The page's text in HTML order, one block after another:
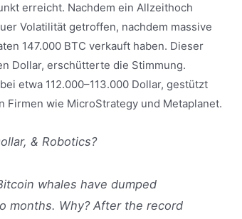
erreicht. Nachdem ein Allzeithoch
Volatilität getroffen, nachdem massive
147.000 BTC verkauft haben. Dieser
Dollar, erschütterte die Stimmung.
etwa 112.000–113.000 Dollar, gestützt
wie MicroStrategy und Metaplanet.
& Robotics?
whales have dumped
months. Why? After the record